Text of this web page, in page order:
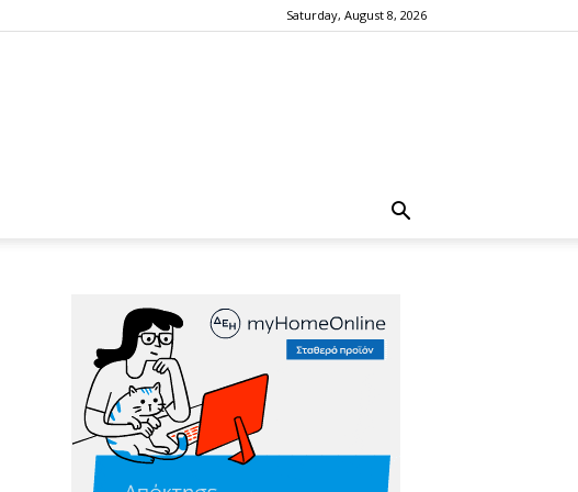
Saturday, August 8, 2026